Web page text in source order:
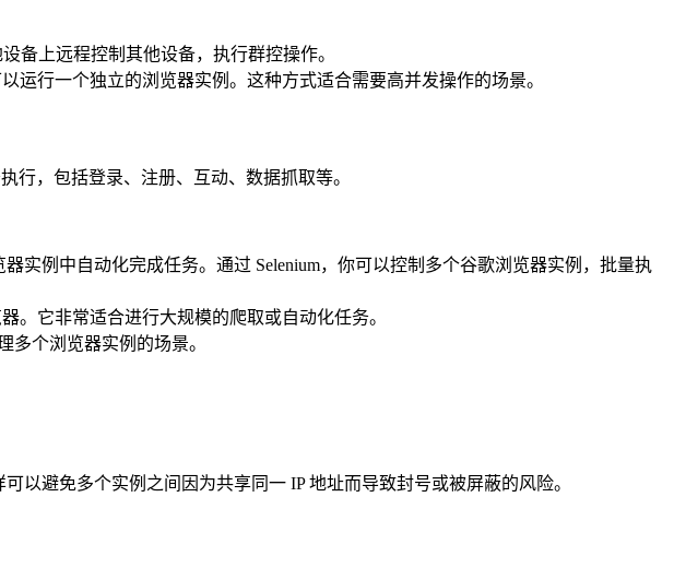
备上远程控制其他设备，执行群控操作。
运行一个独立的浏览器实例。这种方式适合需要高并发操作的场景。
行，包括登录、注册、互动、数据抓取等。
实例中自动化完成任务。通过 Selenium，你可以控制多个谷歌浏览器实例，批量执
。它非常适合进行大规模的爬取或自动化任务。
多个浏览器实例的场景。
以避免多个实例之间因为共享同一 IP 地址而导致封号或被屏蔽的风险。